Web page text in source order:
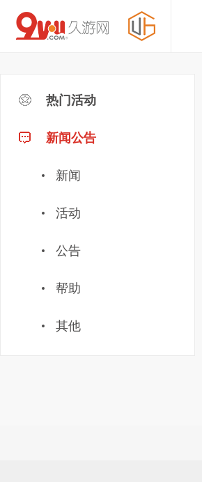
热门活动
新闻公告
新闻
活动
公告
帮助
其他